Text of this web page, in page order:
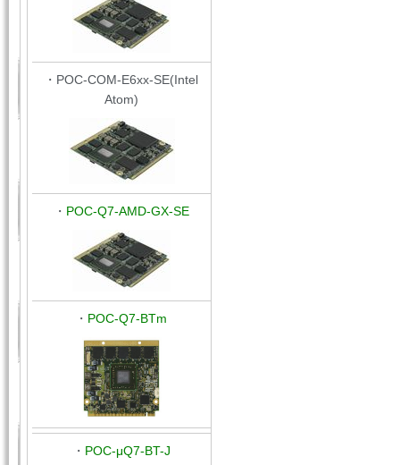
・POC-COM-E6xx-SE(Intel
Atom)
・ POC-Q7-AMD-GX-SE
・ POC-Q7-BTm
・ POC-μQ7-BT-J